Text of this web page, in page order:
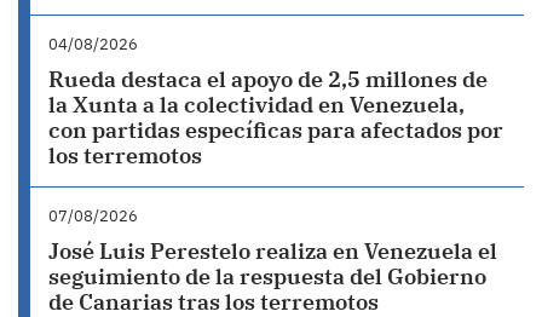
04/08/2026
Rueda destaca el apoyo de 2,5 millones de
la Xunta a la colectividad en Venezuela,
con partidas específicas para afectados por
los terremotos
07/08/2026
José Luis Perestelo realiza en Venezuela el
seguimiento de la respuesta del Gobierno
de Canarias tras los terremotos